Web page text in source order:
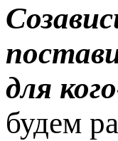
для
будем